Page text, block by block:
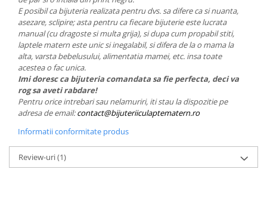
E posibil ca bijuteria realizata pentru dvs. sa difere ca si nuanta,
asezare, sclipire; asta pentru ca fiecare bijuterie este lucrata
manual (cu dragoste si multa grija), si dupa cum propabil stiti,
laptele matern este unic si inegalabil, si difera de la o mama la
alta, varsta bebelusului, alimentatia mamei, etc. insa toate
acestea o fac unica.
Imi doresc ca bijuteria comandata sa fie perfecta, deci va
rog sa aveti rabdare!
Pentru orice intrebari sau nelamuriri, iti stau la dispozitie pe
adresa de email:contact@bijuteriiculaptematern.ro
Informatii conformitate produs
Review-uri(1)